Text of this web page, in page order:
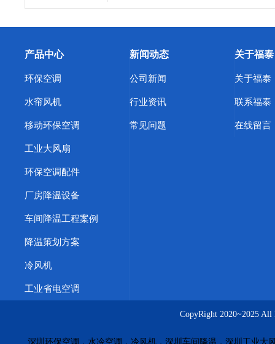
产品中心
环保空调
水帘风机
移动环保空调
工业大风扇
环保空调配件
厂房降温设备
车间降温工程案例
降温策划方案
冷风机
工业省电空调
新闻动态
公司新闻
行业资讯
常见问题
关于福泰
关于福泰
联系福泰
在线留言
CopyRight 2020~2025
深圳环保空调，水冷空调，冷风机，深圳车间降温，深圳工业大